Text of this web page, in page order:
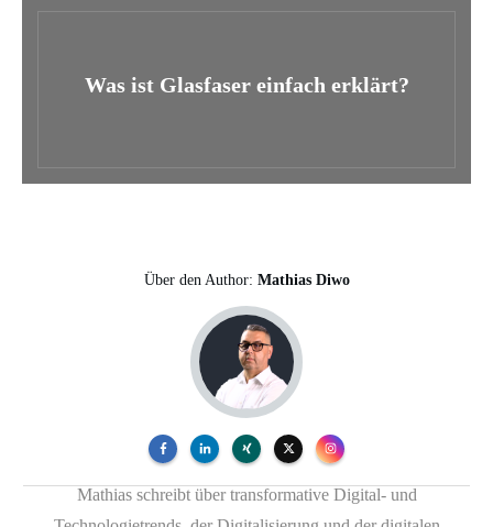
Was ist Glasfaser einfach erklärt?
Über den Author: Mathias Diwo
Mathias schreibt über transformative Digital- und